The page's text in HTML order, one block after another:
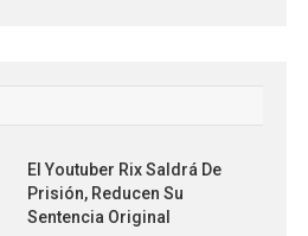
El Youtuber Rix Saldrá De
Prisión, Reducen Su
Sentencia Original